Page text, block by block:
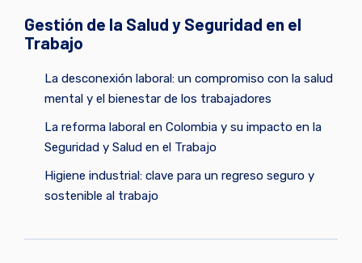
Gestión de la Salud y Seguridad en el
Trabajo
La desconexión laboral: un compromiso con la salud
mental y el bienestar de los trabajadores
La reforma laboral en Colombia y su impacto en la
Seguridad y Salud en el Trabajo
Higiene industrial: clave para un regreso seguro y
sostenible al trabajo